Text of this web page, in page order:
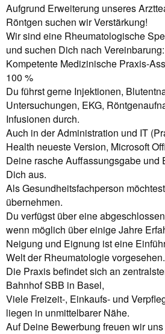
Aufgrund Erweiterung unseres
Röntgen suchen wir Verstärkung!
Wir sind eine Rheumatologische
und suchen Dich nach Vereinbarung:
Kompetente Medizinische Praxis-
100 %
Du führst gerne Injektionen,
Untersuchungen, EKG,
Infusionen durch.
Auch in der Administration und IT
Health neueste Version, Microsoft
Deine rasche Auffassungsgabe und
Dich aus.
Als Gesundheitsfachperson
übernehmen.
Du verfügst über eine
wenn möglich über einige Jahre
Neigung und Eignung ist eine
Welt der Rheumatologie vorgesehen.
Die Praxis befindet sich an
Bahnhof SBB in Basel,
Viele Freizeit-, Einkaufs- und
liegen in unmittelbarer Nähe.
Auf Deine Bewerbung freuen wir uns